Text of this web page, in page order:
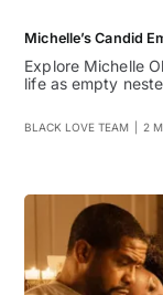
Michelle’s Candid
Explore Michelle
life as empty
BLACK LOVE TEAM 2